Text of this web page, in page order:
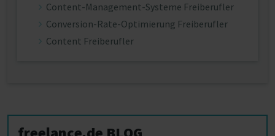
Content-Management-Systeme Freiberufler
Conversion-Rate-Optimierung Freiberufler
Content Freiberufler